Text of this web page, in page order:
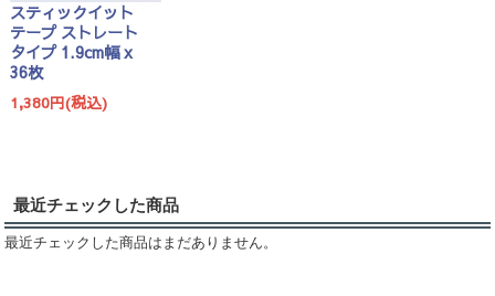
スティックイット
テープ ストレート
タイプ 1.9cm幅 x
36枚
1,380円(税込)
最近チェックした商品
最近チェックした商品はまだありません。